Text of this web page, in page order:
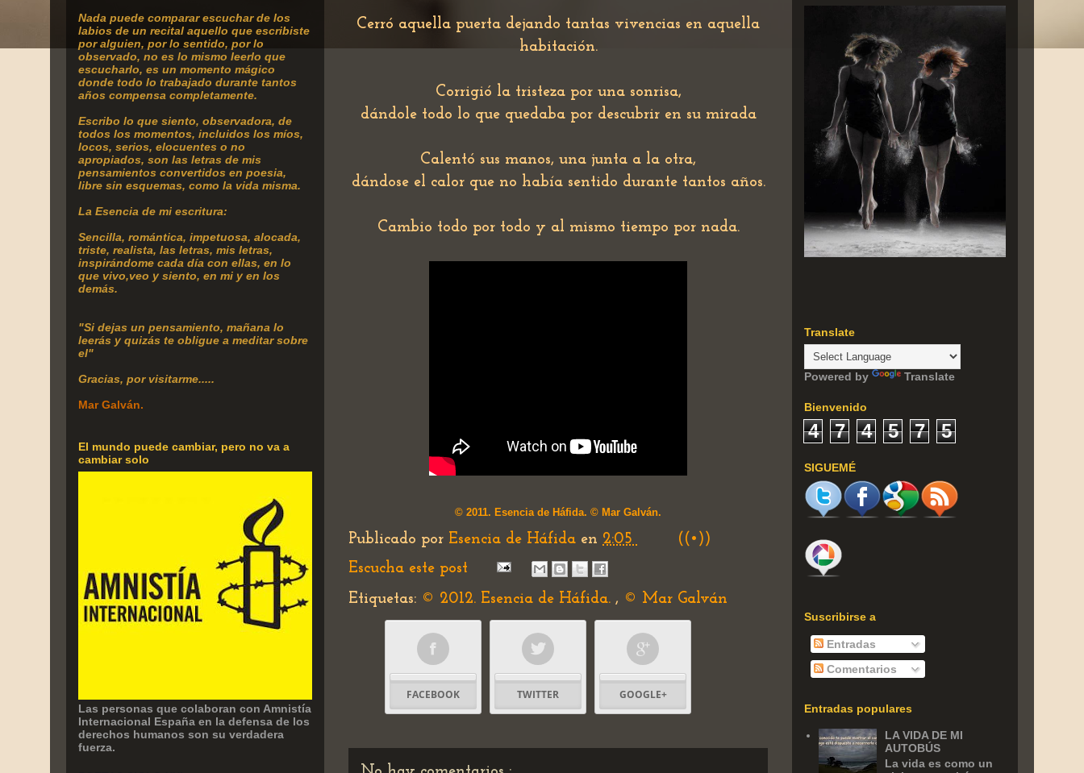
Cerró aquella puerta dejando tantas vivencias en aquella
habitación.
Corrigió la tristeza por una sonrisa,
dándole todo lo que quedaba por descubrir en su mirada
Calentó sus manos, una junta a la otra,
dándose el calor que no había sentido durante tantos años.
Cambio todo por todo y al mismo tiempo por nada.
© 2011. Esencia de Háfida. © Mar Galván.
Publicado por Esencia de Háfida en 2:05
((•))
Escucha este post
Etiquetas: © 2012. Esencia de Háfida. , © Mar Galván
FACEBOOK TWITTER GOOGLE+
Nada puede comparar escuchar de los
labios de un recital aquello que escribiste
por alguien, por lo sentido, por lo
observado, no es lo mismo leerlo que
escucharlo, es un momento mágico
donde todo lo trabajado durante tantos
años compensa completamente.
Escribo lo que siento, observadora, de
todos los momentos, incluidos los míos,
locos, serios, elocuentes o no
apropiados, son las letras de mis
pensamientos convertidos en poesia,
libre sin esquemas, como la vida misma.
La Esencia de mi escritura:
Sencilla, romántica, impetuosa, alocada,
triste, realista, las letras, mis letras,
inspirándome cada día con ellas, en lo
que vivo,veo y siento, en mi y en los
demás.
"Si dejas un pensamiento, mañana lo
leerás y quizás te obligue a meditar sobre
el"
Gracias, por visitarme.....
Mar Galván.
El mundo puede cambiar, pero no va a
cambiar solo
Las personas que colaboran con Amnistía
Internacional España en la defensa de los
derechos humanos son su verdadera
fuerza.
Translate
Powered by Translate
Bienvenido
4 7 4 5 7 5
SIGUEMÉ
Suscribirse a
Entradas
Comentarios
Entradas populares
LA VIDA DE MI
AUTOBÚS
La vida es como un